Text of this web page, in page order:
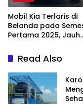
Mobil Kia Terlaris di
Belanda pada
Pertama 2025, Jauh
Read Also